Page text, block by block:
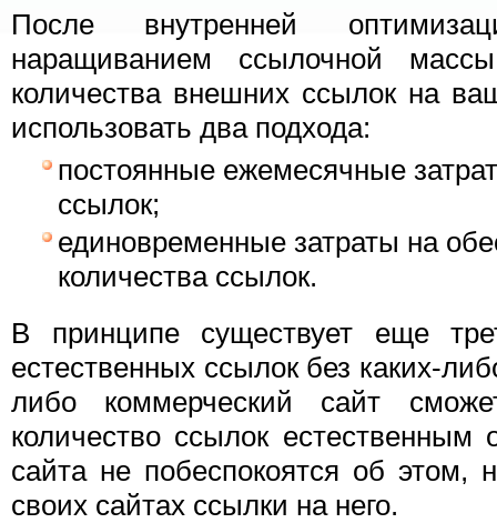
После внутренней
наращиванием ссылочной
количества внешних ссылок на
использовать два подхода:
постоянные ежемесячные
ссылок;
единовременные затраты на
количества ссылок.
В принципе существует еще
естественных ссылок без каких-
либо коммерческий сайт
количество ссылок
сайта не побеспокоятся об этом,
своих сайтах ссылки на него.